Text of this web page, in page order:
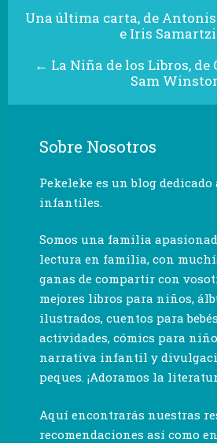
Una última carta, de
e Iris Samartzi
← La Niña de los Libros,
Sam
Sobre Nosotros
Pekeleke es un blog
infantiles.
Somos una familia
lectura en familia, con
ganas de compartir con
mejores libros para niños,
ilustrados, cuentos para
actividades, cómics para
narrativa infantil y
peques. ¡Adoramos la
Aquí encontrarás nuestras
recomendaciones así como